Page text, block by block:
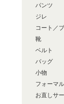
パンツ
ジレ
コート／
靴
ベルト
バッグ
小物
フォーマル
お直しサ